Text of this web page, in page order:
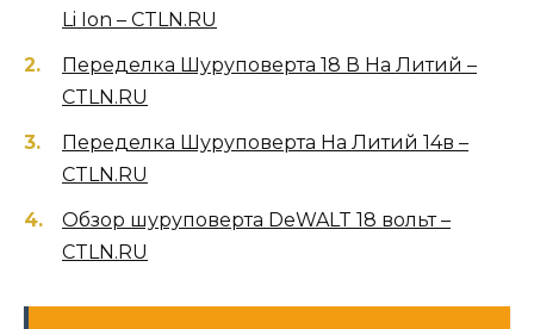
Li Ion – CTLN.RU
Переделка Шуруповерта 18 В На Литий –
CTLN.RU
Переделка Шуруповерта На Литий 14в –
CTLN.RU
Обзор шуруповерта DeWALT 18 вольт –
CTLN.RU